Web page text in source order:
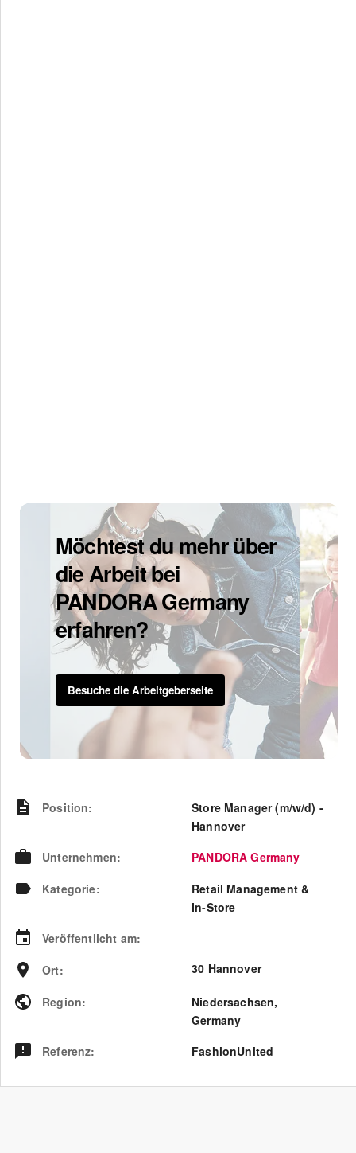
Möchtest du mehr über
die Arbeit bei
PANDORA Germany
erfahren?
Besuche die Arbeitgeberseite
Position:
Store Manager (m/w/d) -
Hannover
Unternehmen:
PANDORA Germany
Kategorie:
Retail Management &
In-Store
Veröffentlicht am:
Ort: 30 Hannover
Region: Niedersachsen,
Germany
Referenz: FashionUnited